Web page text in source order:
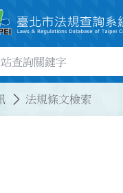
鍵字欄位
法規條文檢索